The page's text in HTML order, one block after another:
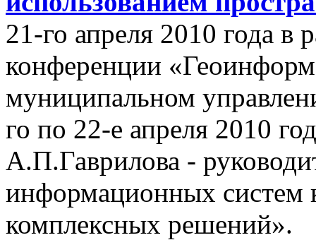
21-го апреля 2010 года в
конференции
муниципальном
го по 22-е апреля 2010
А.П.Гаврилова -
информационных систем
комплексных решений».